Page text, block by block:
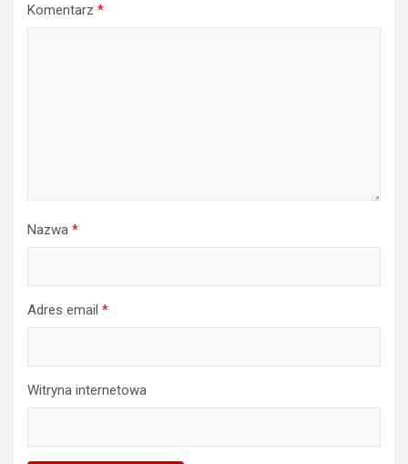
Komentarz *
Nazwa *
Adres email *
Witryna internetowa